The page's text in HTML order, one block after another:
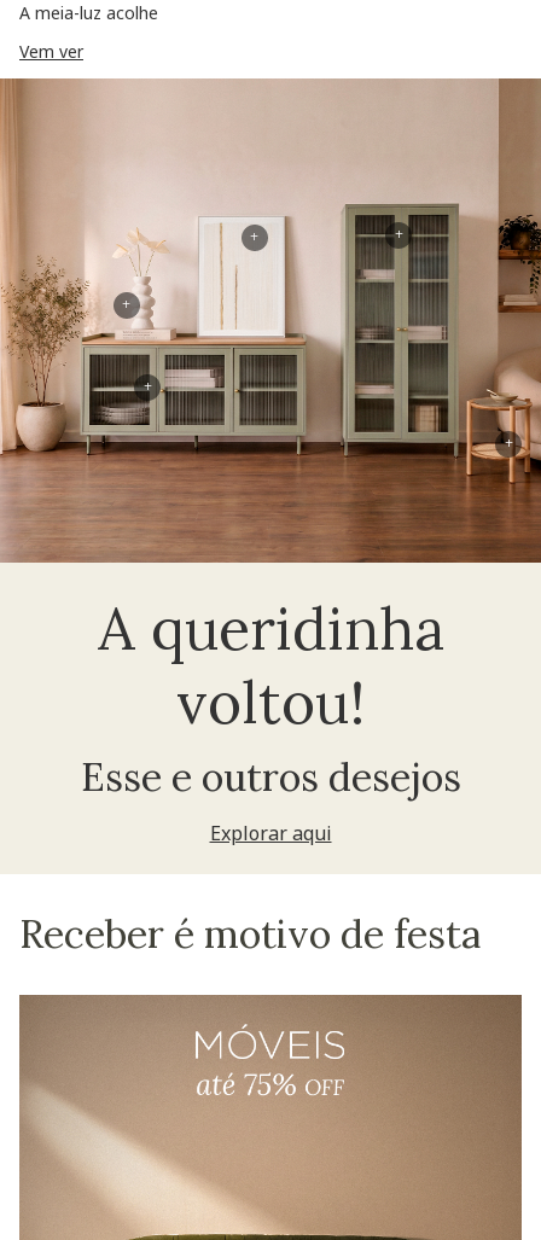
A meia-luz acolhe
Vem ver
A queridinha
voltou!
Esse e outros desejos
Explorar aqui
+
+
+
+
+
Receber é motivo de festa